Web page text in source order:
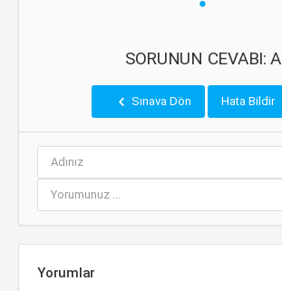
SORUNUN CEVABI: A
Sınava Dön Hata Bildir
Yorumlar